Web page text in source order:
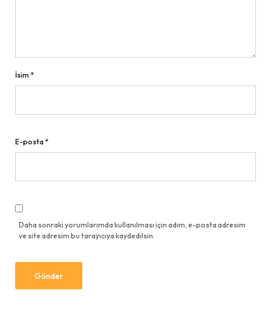
İsim *
E-posta *
Daha sonraki yorumlarımda kullanılması için adım, e-posta adresim
ve site adresim bu tarayıcıya kaydedilsin.